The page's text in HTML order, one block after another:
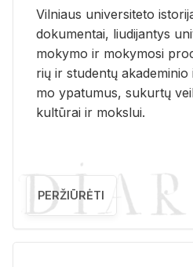
Vil­niaus uni­ver­si­te­to
do­ku­men­tai, liu­di­jan­tys
mo­ky­mo ir mo­ky­mo­si
rių ir stu­den­tų
mo ypa­tu­mus, su­kur­tų
kul­tū­rai ir moks­lui.
PERŽIŪRĖTI